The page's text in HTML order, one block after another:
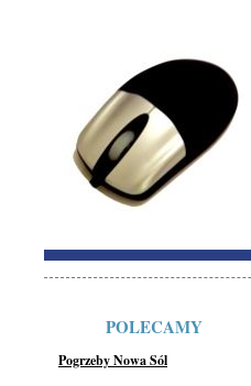
POLECAMY
Pogrzeby Nowa Sól